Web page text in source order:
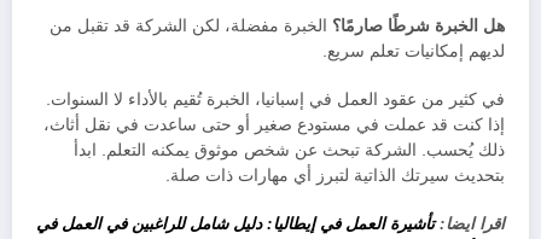
هل الخبرة شرطًا صارمًا؟ الخبرة مفضلة، لكن الشركة قد تقبل من
لديهم إمكانيات تعلم سريع.
في كثير من عقود العمل في إسبانيا، الخبرة تُقيم بالأداء لا السنوات.
إذا كنت قد عملت في مستودع صغير أو حتى ساعدت في نقل أثاث،
ذلك يُحسب. الشركة تبحث عن شخص موثوق يمكنه التعلم. ابدأ
بتحديث سيرتك الذاتية لتبرز أي مهارات ذات صلة.
اقرا ايضا:تأشيرة العمل في إيطاليا: دليل شامل للراغبين في العمل في